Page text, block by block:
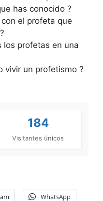
has conocido ?
el profeta que
los profetas en una
vivir un profetismo ?
184
Visitantes únicos
WhatsApp